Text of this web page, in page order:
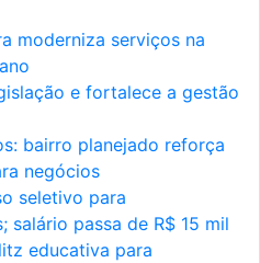
moderniza serviços na
e fortalece a gestão
bairro planejado reforça
negócios
seletivo para
salário passa de R$ 15 mil
educativa para